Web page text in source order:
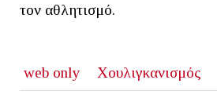
τον αθλητισμό.
web only
Χουλιγκανισμός